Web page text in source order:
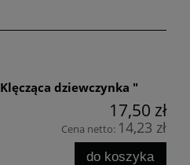
dziewczynka "
17,50 zł
Cena netto: 14,23 zł
do koszyka